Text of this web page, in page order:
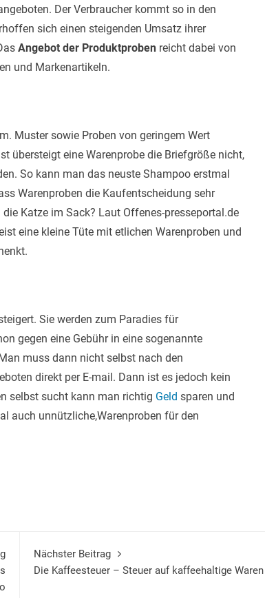
Der Verbraucher kommt so in den
sich einen steigenden Umsatz ihrer
Angebot der Produktproben reicht dabei von
und Markenartikeln.
Muster sowie Proben von geringem Wert
übersteigt eine Warenprobe die Briefgröße nicht,
So kann man das neuste Shampoo erstmal
Warenproben die Kaufentscheidung sehr
Katze im Sack? Laut Offenes-presseportal.de
eine kleine Tüte mit etlichen Warenproben und
Sie werden zum Paradies für
gegen eine Gebühr in eine sogenannte
muss dann nicht selbst nach den
direkt per E-mail. Dann ist es jedoch kein
selbst sucht kann man richtig Geld sparen und
auch unnützliche,Warenproben für den
Nächster Beitrag
Die Kaffeesteuer – Steuer auf kaffeehaltige Waren